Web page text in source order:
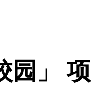
园」 项